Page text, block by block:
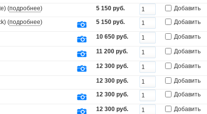
(подробнее) 5 150 руб.
Добавить
(подробнее) 5 150 руб. Добавить
10 650 руб. Добавить
11 200 руб. Добавить
12 300 руб. Добавить
12 300 руб.
Добавить
12 300 руб. Добавить
12 300 руб. Добавить